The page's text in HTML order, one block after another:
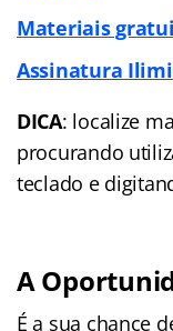
Materiais
Assinatura
DICA: localize
procurando
teclado e
A
É a sua chance